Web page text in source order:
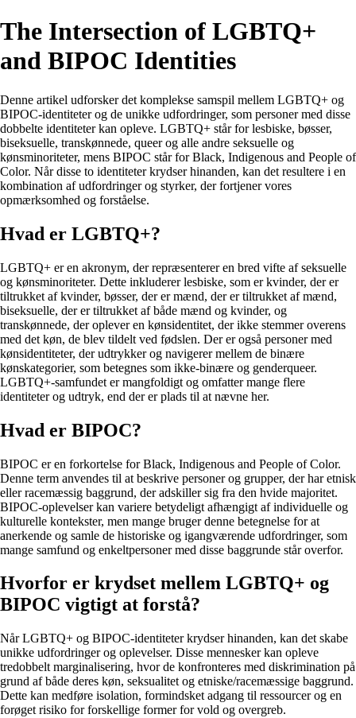
The Intersection of LGBTQ+
and BIPOC Identities
Denne artikel udforsker det komplekse samspil mellem LGBTQ+ og
BIPOC-identiteter og de unikke udfordringer, som personer med disse
dobbelte identiteter kan opleve. LGBTQ+ står for lesbiske, bøsser,
biseksuelle, transkønnede, queer og alle andre seksuelle og
kønsminoriteter, mens BIPOC står for Black, Indigenous and People of
Color. Når disse to identiteter krydser hinanden, kan det resultere i en
kombination af udfordringer og styrker, der fortjener vores
opmærksomhed og forståelse.
Hvad er LGBTQ+?
LGBTQ+ er en akronym, der repræsenterer en bred vifte af seksuelle
og kønsminoriteter. Dette inkluderer lesbiske, som er kvinder, der er
tiltrukket af kvinder, bøsser, der er mænd, der er tiltrukket af mænd,
biseksuelle, der er tiltrukket af både mænd og kvinder, og
transkønnede, der oplever en kønsidentitet, der ikke stemmer overens
med det køn, de blev tildelt ved fødslen. Der er også personer med
kønsidentiteter, der udtrykker og navigerer mellem de binære
kønskategorier, som betegnes som ikke-binære og genderqueer.
LGBTQ+-samfundet er mangfoldigt og omfatter mange flere
identiteter og udtryk, end der er plads til at nævne her.
Hvad er BIPOC?
BIPOC er en forkortelse for Black, Indigenous and People of Color.
Denne term anvendes til at beskrive personer og grupper, der har etnisk
eller racemæssig baggrund, der adskiller sig fra den hvide majoritet.
BIPOC-oplevelser kan variere betydeligt afhængigt af individuelle og
kulturelle kontekster, men mange bruger denne betegnelse for at
anerkende og samle de historiske og igangværende udfordringer, som
mange samfund og enkeltpersoner med disse baggrunde står overfor.
Hvorfor er krydset mellem LGBTQ+ og
BIPOC vigtigt at forstå?
Når LGBTQ+ og BIPOC-identiteter krydser hinanden, kan det skabe
unikke udfordringer og oplevelser. Disse mennesker kan opleve
tredobbelt marginalisering, hvor de konfronteres med diskrimination på
grund af både deres køn, seksualitet og etniske/racemæssige baggrund.
Dette kan medføre isolation, formindsket adgang til ressourcer og en
forøget risiko for forskellige former for vold og overgreb.